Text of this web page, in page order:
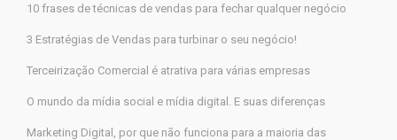
10 frases de técnicas de vendas para fechar qualquer negócio
3 Estratégias de Vendas para turbinar o seu negócio!
Terceirização Comercial é atrativa para várias empresas
O mundo da mídia social e mídia digital. E suas diferenças
Marketing Digital, por que não funciona para a maioria das